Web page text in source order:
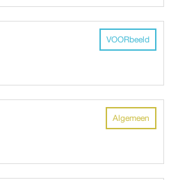
VOORbeeld
Algemeen